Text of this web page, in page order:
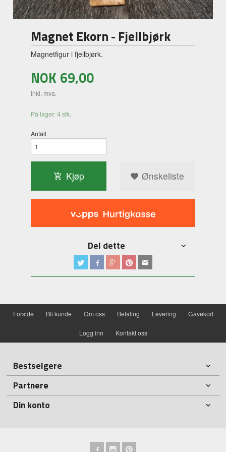
Magnet Ekorn - Fjellbjørk
Magnetfigur i fjellbjørk.
NOK 69,00
inkl. mva.
På lager: 4 stk.
Antall
Kjøp Ønskeliste
Del dette
Forside Bli kunde Om oss Betaling Levering Gavekort
Logg inn Kontakt oss
Bestselgere
Partnere
Din konto